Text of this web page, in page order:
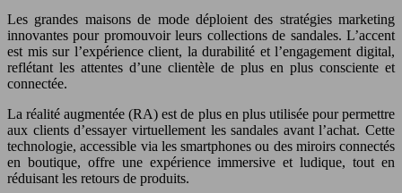
Les grandes maisons de mode déploient des stratégies marketing
innovantes pour promouvoir leurs collections de sandales. L’accent
est mis sur l’expérience client, la durabilité et l’engagement digital,
reflétant les attentes d’une clientèle de plus en plus consciente et
connectée.
La réalité augmentée (RA) est de plus en plus utilisée pour permettre
aux clients d’essayer virtuellement les sandales avant l’achat. Cette
technologie, accessible via les smartphones ou des miroirs connectés
en boutique, offre une expérience immersive et ludique, tout en
réduisant les retours de produits.